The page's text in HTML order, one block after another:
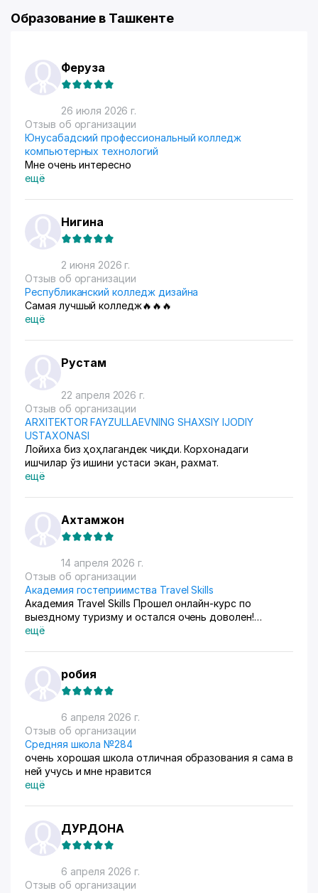
Образование в Ташкенте
Феруза
26 июля 2026 г.
Отзыв об организации
Юнусабадский профессиональный колледж
компьютерных технологий
Мне очень интересно
ещё
Нигина
2 июня 2026 г.
Отзыв об организации
Республиканский колледж дизайна
Самая лучшый колледж🔥🔥🔥
ещё
Рустам
22 апреля 2026 г.
Отзыв об организации
ARXITEKTOR FAYZULLAEVNING SHAXSIY IJODIY
USTAXONASI
Лойиха биз ҳоҳлагандек чиқди. Корхонадаги
ишчилар ўз ишини устаси экан, рахмат.
ещё
Ахтамжон
14 апреля 2026 г.
Отзыв об организации
Академия гостеприимства Travel Skills
Академия Travel Skills Прошел онлайн-курс по
выездному туризму и остался очень доволен!
Обучение было хорошо структурировано, материал
Бекировой — она объясняет доступно, делится
практическими знаниями и всегда отвечает на
вопросы. Благодаря её подходу обучение проходит
легко и интересно. Курс
ещё
робия
6 апреля 2026 г.
Отзыв об организации
Средняя школа №284
очень хорошая школа отличная образования я сама в
ней учусь и мне нравится
ещё
ДУРДОНА
6 апреля 2026 г.
Отзыв об организации